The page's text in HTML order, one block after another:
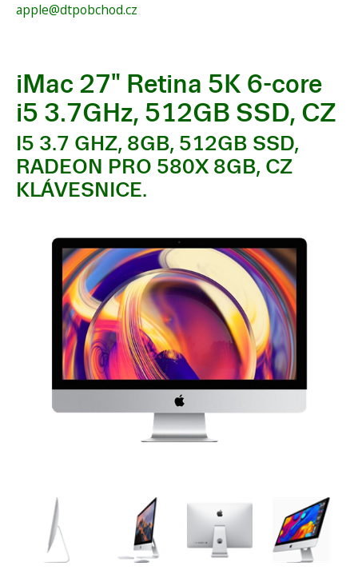
apple@dtpobchod.cz
iMac 27" Retina 5K 6-core
i5 3.7GHz, 512GB SSD, CZ
I5 3.7 GHZ, 8GB, 512GB SSD,
RADEON PRO 580X 8GB, CZ
KLÁVESNICE.